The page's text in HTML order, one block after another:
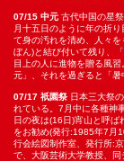
07/15 中元 古代中国の星
月十五日のように年の折
て身の汚れを清め、人々
ぼん)と結び付いて残り、
目上の人に進物を贈る風
元」、それを過ぎると「暑
07/17 祇園祭 日本三大祭
れている。7月中に各種神
日の夜は(16日)宵山と呼ば
をお勧め(発行:1985年7月
行会絵図制作室、発行所:
で、大阪芸術大学教授、同